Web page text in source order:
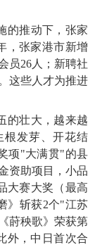
的推动下，张家
，张家港市新增
员26人；新聘社
这些人才为推进
的壮大，越来越
根发芽、开花结
项"大满贯"的县
资助项目，小品
大赛大奖（最高
》斩获2个"江苏
莳秧歌》荣获第
外，中日首次合